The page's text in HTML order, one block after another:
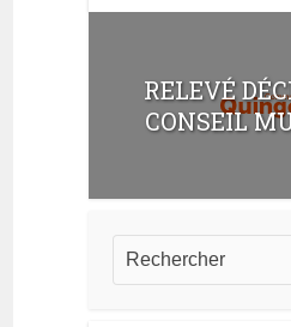
RELEVÉ
CONSEIL